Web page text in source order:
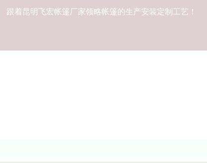
跟着昆明飞宏帐篷厂家领略帐篷的生产安装定制工艺！